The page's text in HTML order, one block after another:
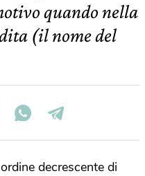
quando nella
(il nome del
decrescente di